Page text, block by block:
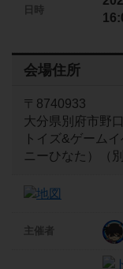
日時
会場住所
〒8740933
大分県別府市野
トイズ&ゲーム
ニーひなた）（別
主催者